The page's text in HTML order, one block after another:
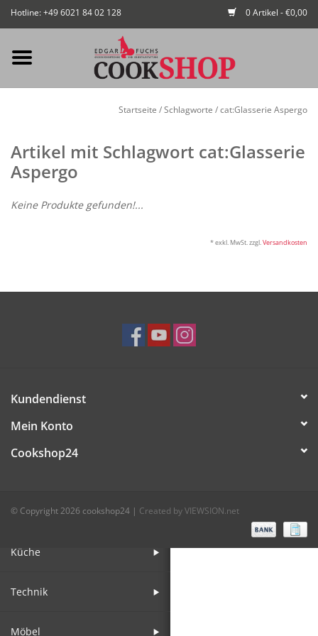
Hotline: +49 6021 84 02 128 0 Artikel - €0,00
Startseite
Aufsteller
Tafeln
Berufsbekleidung
Küche
Technik
Möbel
Startseite /Schlagworte /cat:Glasserie Aspergo
Artikel mit Schlagwort cat:Glasserie
Aspergo
Keine Produkte gefunden!...
* exkl. MwSt. zzgl.Versandkosten
Kundendienst
Mein Konto
Cookshop24
© Copyright 2026 cookshop24 | Created by VIEWSION.net